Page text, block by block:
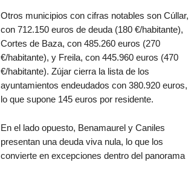
Otros municipios con cifras notables son Cúllar,
con 712.150 euros de deuda (180 €/habitante),
Cortes de Baza, con 485.260 euros (270
€/habitante), y Freila, con 445.960 euros (470
€/habitante). Zújar cierra la lista de los
ayuntamientos endeudados con 380.920 euros,
lo que supone 145 euros por residente.
En el lado opuesto, Benamaurel y Caniles
presentan una deuda viva nula, lo que los
convierte en excepciones dentro del panorama